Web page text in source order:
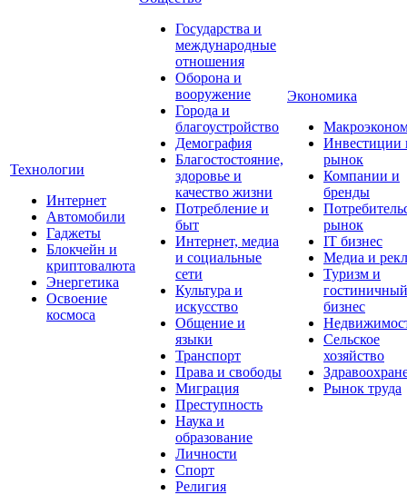
Технологии
Интернет
Автомобили
Гаджеты
Блокчейн и
криптовалюта
Энергетика
Освоение
космоса
Государства и
международные
отношения
Оборона и
вооружение
Города и
благоустройство
Демография
Благостостояние,
здоровье и
качество жизни
Потребление и
быт
Интернет, медиа
и социальные
сети
Культура и
искусство
Общение и
языки
Транспорт
Права и свободы
Миграция
Преступность
Наука и
образование
Личности
Спорт
Религия
Экономика
Инвестиции
рынок
Компании и
бренды
рынок
IT бизнес
Медиа и
Туризм и
гостиничный
бизнес
Сельское
хозяйство
Рынок труда